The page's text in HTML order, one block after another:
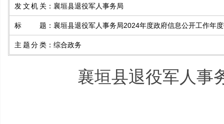
发文机关 ： 襄垣县退役军人事务局
标题 ： 襄垣县退役军人事务局2024年度政府信息公开工作年
主题分类 ： 综合政务
襄垣县退役军人事